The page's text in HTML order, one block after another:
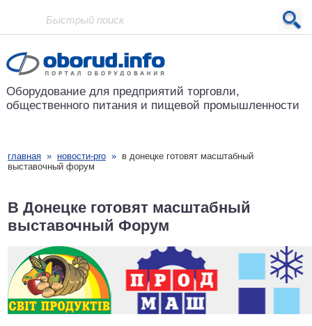
Проект основан в 2001 году
Оборудование для предприятий торговли,
общественного питания и пищевой промышленности
главная » новости-pro » в донецке готовят масштабный
выставочный форум
В Донецке готовят масштабный
выставочный Форум